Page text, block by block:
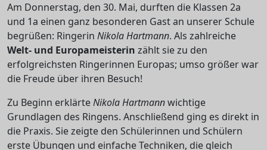
Am Donnerstag, den 30. Mai, durften die Klassen 2a
und 1a einen ganz besonderen Gast an unserer Schule
begrüßen: Ringerin Nikola Hartmann. Als zahlreiche
Welt- und Europameisterin zählt sie zu den
erfolgreichsten Ringerinnen Europas; umso größer war
die Freude über ihren Besuch!
Zu Beginn erklärteNikola Hartmannwichtige
Grundlagen des Ringens. Anschließend ging es direkt in
die Praxis. Sie zeigte den Schülerinnen und Schülern
erste Übungen und einfache Techniken, die gleich